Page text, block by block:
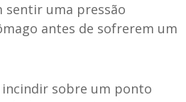
sentir uma pressão
antes de sofrerem um
sobre um ponto